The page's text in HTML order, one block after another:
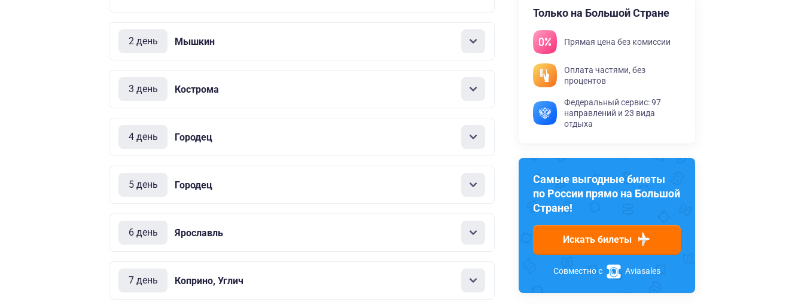
2 день Мышкин
3 день Кострома
4 день Городец
5 день Городец
6 день Ярославль
7 день Коприно, Углич
Только на Большой Стране
Прямая цена без комиссии
Оплата частями, без
процентов
Федеральный сервис: 97
направлений и 23 вида
отдыха
Самые выгодные билеты
по России прямо на Большой
Стране!
Искать билеты
Совместно с Aviasales